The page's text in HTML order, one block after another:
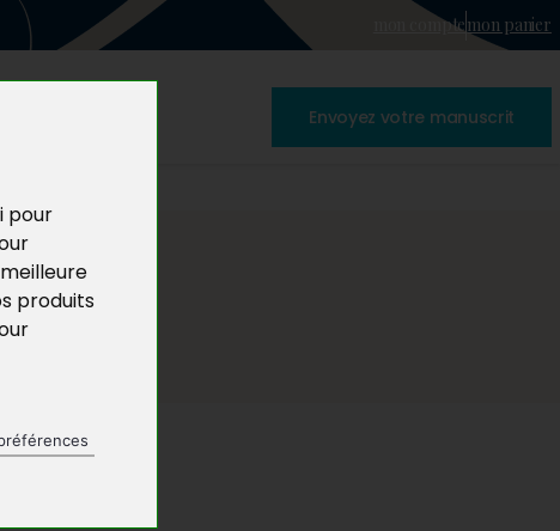
pour
produits
mon comptemon panier
Envoyez votre manuscrit